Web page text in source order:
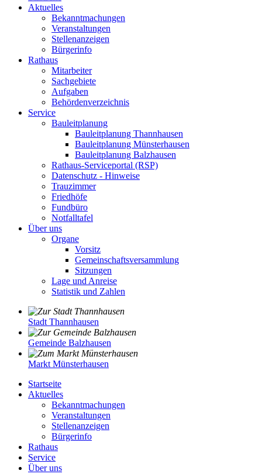
Aktuelles
Bekanntmachungen
Veranstaltungen
Stellenanzeigen
Bürgerinfo
Rathaus
Mitarbeiter
Sachgebiete
Aufgaben
Behördenverzeichnis
Service
Bauleitplanung
Bauleitplanung Thannhausen
Bauleitplanung Münsterhausen
Bauleitplanung Balzhausen
Rathaus-Serviceportal (RSP)
Datenschutz - Hinweise
Trauzimmer
Friedhöfe
Fundbüro
Notfalltafel
Über uns
Organe
Vorsitz
Gemeinschaftsversammlung
Sitzungen
Lage und Anreise
Statistik und Zahlen
Stadt Thannhausen
Gemeinde Balzhausen
Markt Münsterhausen
Startseite
Aktuelles
Bekanntmachungen
Veranstaltungen
Stellenanzeigen
Bürgerinfo
Rathaus
Service
Über uns